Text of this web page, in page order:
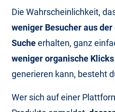
Die Wahrscheinlichkeit,
weniger Besucher aus
Sucheerhalten, ganz
weniger organische
generieren kann, besteht
Wer sich auf einer